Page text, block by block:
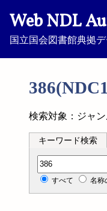
Web NDL
国立国会図書館典拠
検索対象：ジャ
キーワード検索
分類記号検索
すべて 名称